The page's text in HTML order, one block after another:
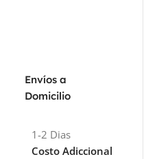
Envíos a
Domicilio
1-2 Dias
Costo Adiccional